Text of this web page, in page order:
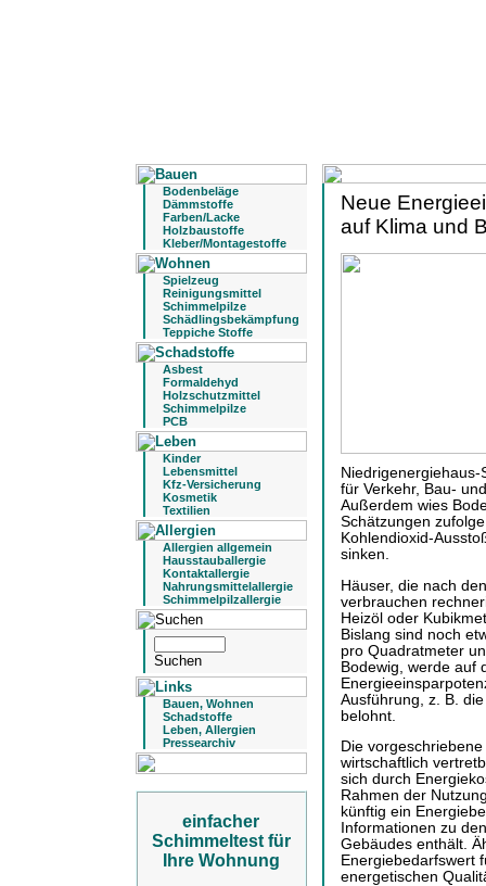
Bodenbeläge
Dämmstoffe
Farben/Lacke
Holzbaustoffe
Kleber/Montagestoffe
Spielzeug
Reinigungsmittel
Schimmelpilze
Schädlingsbekämpfung
Teppiche Stoffe
Asbest
Formaldehyd
Holzschutzmittel
Schimmelpilze
PCB
Kinder
Lebensmittel
Kfz-Versicherung
Kosmetik
Textilien
Allergien allgemein
Hausstauballergie
Kontaktallergie
Nahrungsmittelallergie
Schimmelpilzallergie
Bauen, Wohnen
Schadstoffe
Leben, Allergien
Pressearchiv
einfacher
Schimmeltest für
Ihre Wohnung
Neue
auf Klima und
für Verkehr, Bau-
Außerdem wies
Schätzungen
Kohlendioxid-
sinken.
Häuser, die nach
verbrauchen
Heizöl oder
Bislang sind noch
pro Quadratmeter
Bodewig, werde auf
Ausführung, z. B.
belohnt.
Die
wirtschaftlich
sich durch
Rahmen der
künftig ein
Informationen zu
Gebäudes enthält.
Energiebedarfswert
energetischen